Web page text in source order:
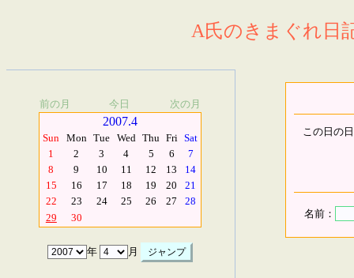
A氏のきまぐれ日
前の月 今日 次の月
2007.4
Sun Mon Tue Wed Thu Fri Sat
1
2 3 4 5 6
7
8
9 10 11 12 13
14
15
16 17 18 19 20
21
22
23 24 25 26 27
28
29
30
年 月
この日の
名前：